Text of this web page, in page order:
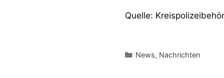
Quelle:
Kategorien
News, Nachrichten